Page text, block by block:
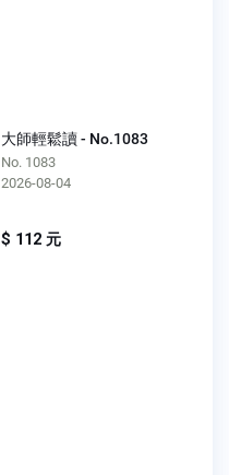
大師輕鬆讀 - No.1083
No. 1083
2026-08-04
$ 112 元